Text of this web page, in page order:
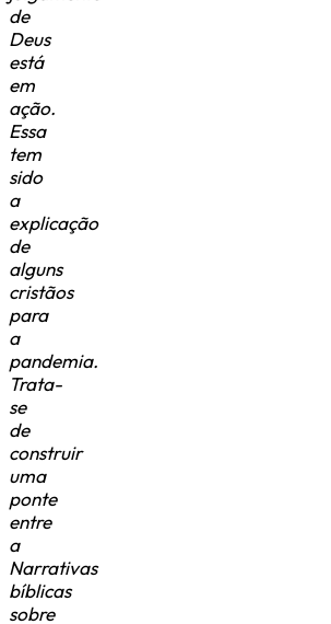
de
Deus
está
em
ação.
Essa
tem
sido
a
explicação
de
alguns
cristãos
para
a
pandemia.
Trata-
se
de
construir
uma
ponte
entre
a
Narrativas
bíblicas
sobre